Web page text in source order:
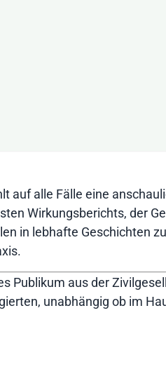
auf alle Fälle eine
Wirkungsberichts, der
in lebhafte Geschichten
Publikum aus der
unabhängig ob im